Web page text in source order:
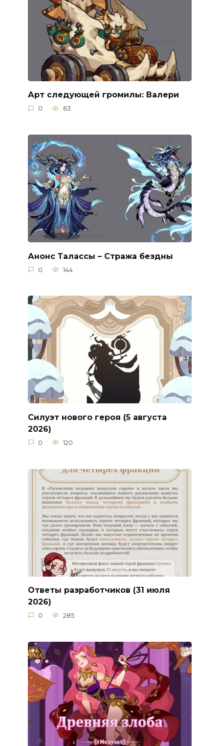
Арт следующей громилы: Валери
0 63
Анонс Талассы – Стража бездны
0 144
Силуэт нового героя (5 августа
2026)
0 120
Ответы разработчиков (31 июля
2026)
0 285